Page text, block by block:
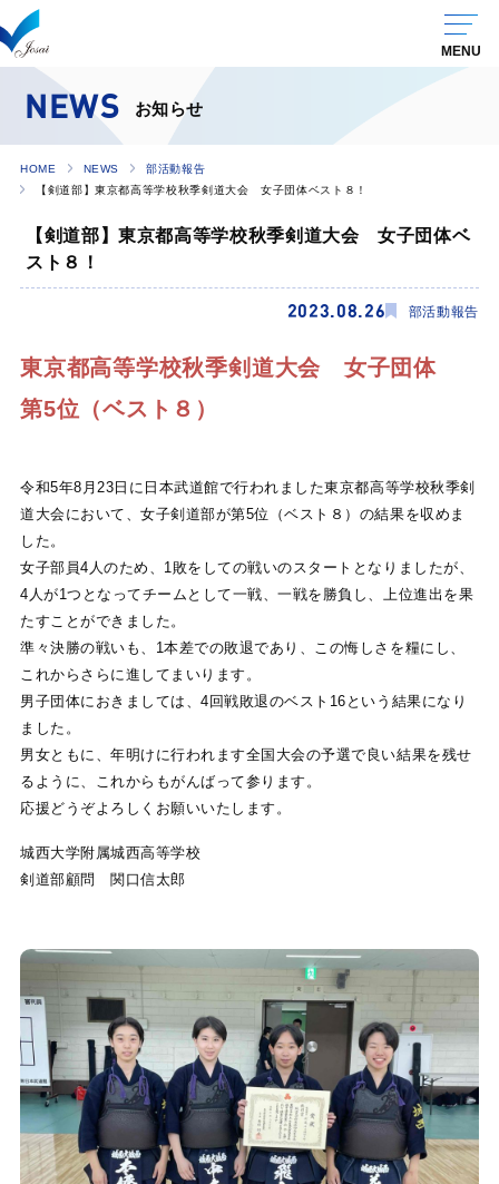
NEWS お知らせ
HOME NEWS
部活動報告
【剣道部】東京都高等学校秋季剣道大会 女子団体ベスト８！
【剣道部】東京都高等学校秋季剣道大会 女子団体ベ
スト８！
2023.08.26 部活動報告
東京都高等学校秋季剣道大会 女子団体
第5位（ベスト８）
令和5年8月23日に日本武道館で行われました東京都高等学校秋季剣
道大会において、女子剣道部が第5位（ベスト８）の結果を収めま
した。
女子部員4人のため、1敗をしての戦いのスタートとなりましたが、
4人が1つとなってチームとして一戦、一戦を勝負し、上位進出を果
たすことができました。
準々決勝の戦いも、1本差での敗退であり、この悔しさを糧にし、
これからさらに進してまいります。
男子団体におきましては、4回戦敗退のベスト16という結果になり
ました。
男女ともに、年明けに行われます全国大会の予選で良い結果を残せ
るように、これからもがんばって参ります。
応援どうぞよろしくお願いいたします。
城西大学附属城西高等学校
剣道部顧問 関口信太郎